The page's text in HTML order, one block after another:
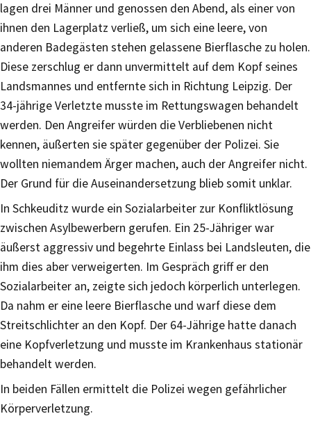
lagen drei Männer und genossen den Abend, als einer von
ihnen den Lagerplatz verließ, um sich eine leere, von
anderen Badegästen stehen gelassene Bierflasche zu holen.
Diese zerschlug er dann unvermittelt auf dem Kopf seines
Landsmannes und entfernte sich in Richtung Leipzig. Der
34-jährige Verletzte musste im Rettungswagen behandelt
werden. Den Angreifer würden die Verbliebenen nicht
kennen, äußerten sie später gegenüber der Polizei. Sie
wollten niemandem Ärger machen, auch der Angreifer nicht.
Der Grund für die Auseinandersetzung blieb somit unklar.
In Schkeuditz wurde ein Sozialarbeiter zur Konfliktlösung
zwischen Asylbewerbern gerufen. Ein 25-Jähriger war
äußerst aggressiv und begehrte Einlass bei Landsleuten, die
ihm dies aber verweigerten. Im Gespräch griff er den
Sozialarbeiter an, zeigte sich jedoch körperlich unterlegen.
Da nahm er eine leere Bierflasche und warf diese dem
Streitschlichter an den Kopf. Der 64-Jährige hatte danach
eine Kopfverletzung und musste im Krankenhaus stationär
behandelt werden.
In beiden Fällen ermittelt die Polizei wegen gefährlicher
Körperverletzung.